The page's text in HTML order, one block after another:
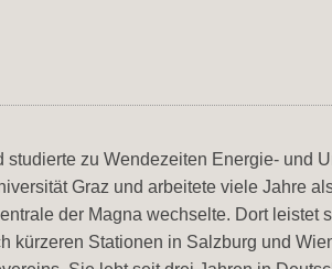
zu Wendezeiten Energie- und
Graz und arbeitete viele Jahre
der Magna wechselte. Dort
kürzeren Stationen in Salzburg und